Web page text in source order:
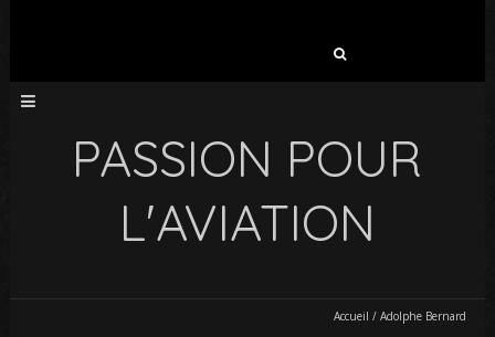
PASSION POUR
L'AVIATION
Accueil / Adolphe Bernard